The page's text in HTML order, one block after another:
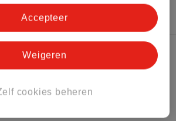
cookies beheren
Weigeren
Accepteer